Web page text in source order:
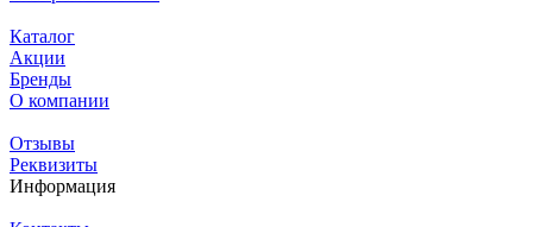
Каталог
Акции
Бренды
О компании
Отзывы
Реквизиты
Информация